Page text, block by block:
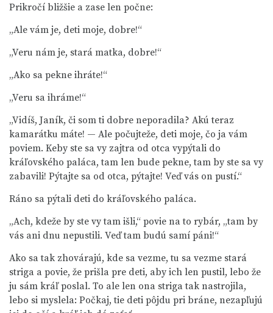
Prikročí bližšie a zase len počne:
„Ale vám je, deti moje, dobre!“
„Veru nám je, stará matka, dobre!“
„Ako sa pekne ihráte!“
„Veru sa ihráme!“
„Vidíš, Janík, či som ti dobre neporadila? Akú teraz
kamarátku máte! — Ale počujteže, deti moje, čo ja vám
poviem. Keby ste sa vy zajtra od otca vypýtali do
kráľovského paláca, tam len bude pekne, tam by ste sa vy
zabavili! Pýtajte sa od otca, pýtajte! Veď vás on pustí.“
Ráno sa pýtali deti do kráľovského paláca.
„Ach, kdeže by ste vy tam išli,“ povie na to rybár, „tam by
vás ani dnu nepustili. Veď tam budú samí páni!“
Ako sa tak zhovárajú, kde sa vezme, tu sa vezme stará
striga a povie, že prišla pre deti, aby ich len pustil, lebo že
ju sám kráľ poslal. To ale len ona striga tak nastrojila,
lebo si myslela: Počkaj, tie deti pôjdu pri bráne, nezapľujú